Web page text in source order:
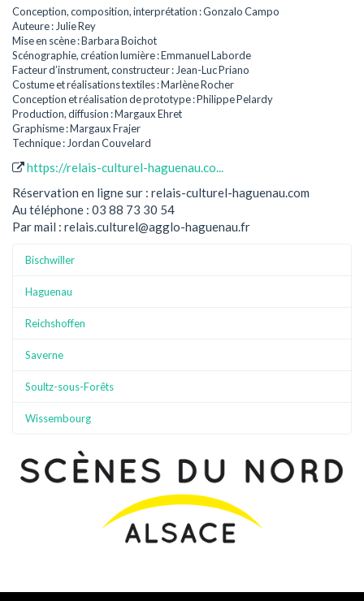
Conception, composition, interprétation : Gonzalo Campo
Auteure : Julie Rey
Mise en scène : Barbara Boichot
Scénographie, création lumière : Emmanuel Laborde
Facteur d’instrument, constructeur : Jean-Luc Priano
Costume et réalisations textiles : Marlène Rocher
Conception et réalisation de prototype : Philippe Pelardy
Production, diffusion : Margaux Ehret
Graphisme : Margaux Frajer
Technique : Jordan Couvelard
https://relais-culturel-haguenau.co...
Réservation en ligne sur : relais-culturel-haguenau.com
Au téléphone : 03 88 73 30 54
Par mail : relais.culturel@agglo-haguenau.fr
Bischwiller
Haguenau
Reichshoffen
Saverne
Soultz-sous-Forêts
Wissembourg